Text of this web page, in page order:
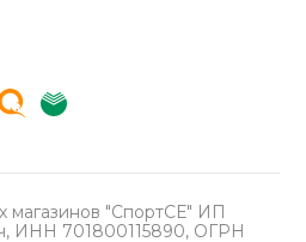
магазинов "СпортСЕ" ИП
ИНН 701800115890, ОГРН